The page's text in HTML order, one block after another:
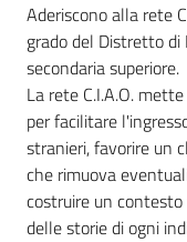
Newsletter
Aderiscono alla rete
grado del Distretto
secondaria superiore.
La rete C.I.A.O.
per facilitare
stranieri, favorire un
che rimuova
costruire un
delle storie di ogni